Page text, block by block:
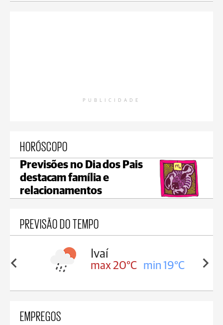
PUBLICIDADE
HORÓSCOPO
Previsões no Dia dos Pais
destacam família e
relacionamentos
PREVISÃO DO TEMPO
17°C
Ivaí
max 20°C min 19°C
EMPREGOS